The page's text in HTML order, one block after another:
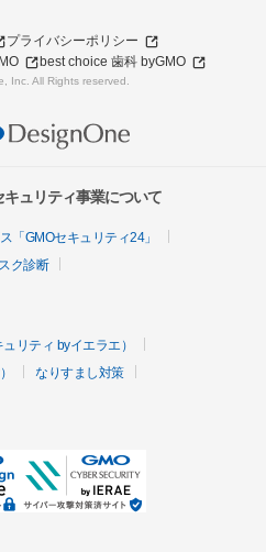
プライバシーポリシー
best choice 歯科 byGMO
Inc. All Rights reserved.
ュリティ事業について
「GMOセキュリティ24」
ク診断
リティ byイエラエ）
なりすまし対策